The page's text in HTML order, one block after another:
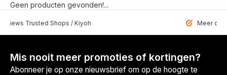
Geen producten gevonden!...
Shops / Kiyoh Meer dan 6459
Mis nooit meer promoties of kortingen?
Abonneer je op onze nieuwsbrief om op de hoogte te